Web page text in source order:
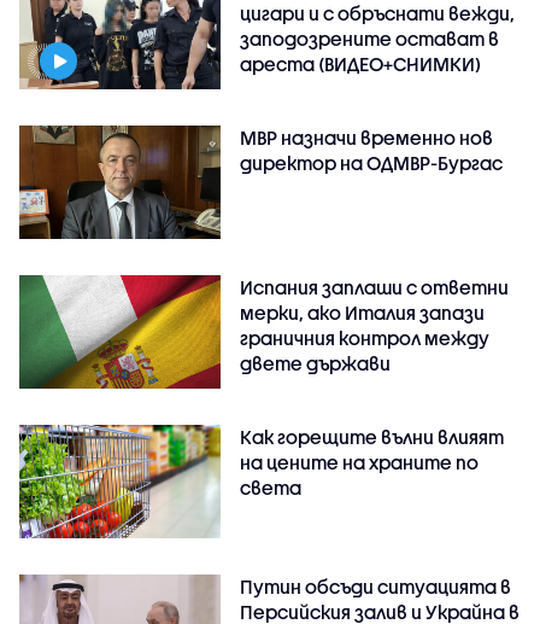
цигари и с обръснати вежди,
заподозрените остават в
ареста (ВИДЕО+СНИМКИ)
МВР назначи временно нов
директор на ОДМВР-Бургас
Испания заплаши с ответни
мерки, ако Италия запази
граничния контрол между
двете държави
Как горещите вълни влияят
на цените на храните по
света
Путин обсъди ситуацията в
Персийския залив и Украйна в